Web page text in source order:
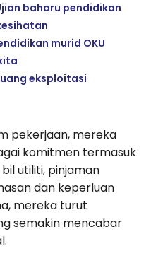
baharu pendidikan
murid OKU
eksploitasi
pekerjaan, mereka
komitmen termasuk
utiliti, pinjaman
dan keperluan
mereka turut
semakin mencabar